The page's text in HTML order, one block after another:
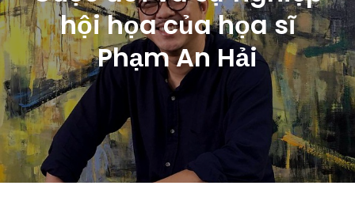
hội họa của họa sĩ
Phạm An Hải